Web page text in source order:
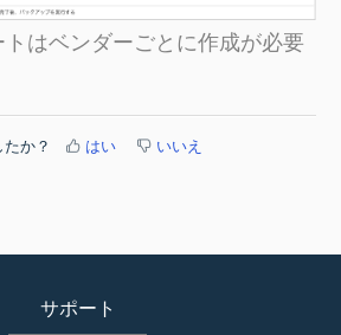
ベンダーごとに作成が必要
か？ はい いいえ
サポート